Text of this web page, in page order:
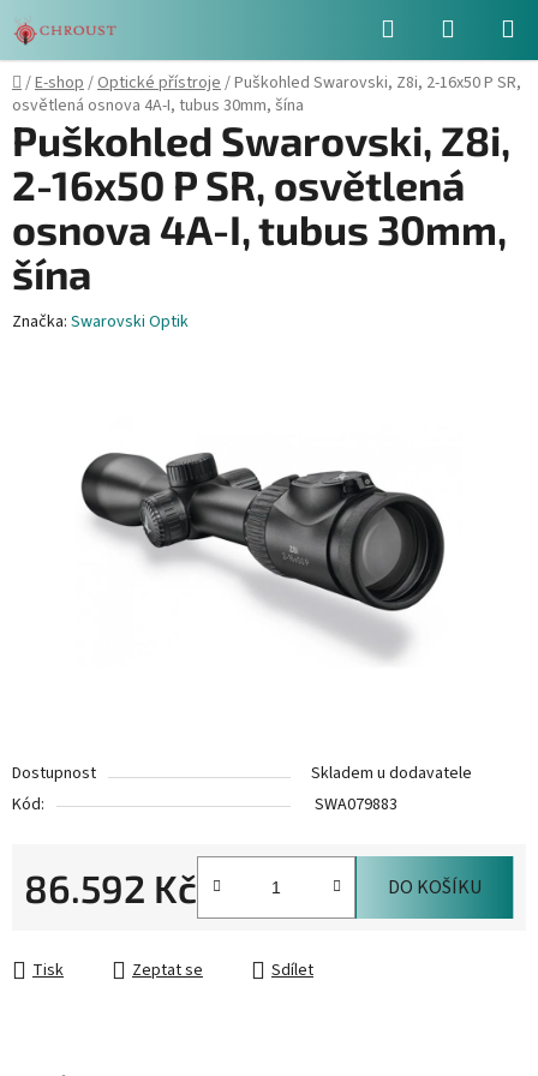
na
obsah
Hledat
KOŠÍK
Domů
/E-shop/Optické přístroje/Puškohled Swarovski, Z8i, 2-16x50 P SR,
osvětlená osnova 4A-I, tubus 30mm, šína
Dostupnost
Skladem u dodavatele
Kód:
SWA079883
86.592 Kč DO KOŠÍKU
Tisk Zeptat se Sdílet
Puškohled Swarovski, Z8i,
2-16x50 P SR, osvětlená
osnova 4A-I, tubus 30mm,
šína
Značka: Swarovski Optik